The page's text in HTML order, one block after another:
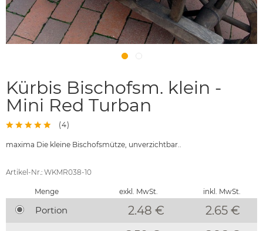
Kürbis Bischofsm. klein -
Mini Red Turban
(4)
maxima Die kleine Bischofsmütze, unverzichtbar..
Artikel-Nr.: WKMR038-10
Menge exkl. MwSt. inkl. MwSt.
Portion 2.48 € 2.65 €